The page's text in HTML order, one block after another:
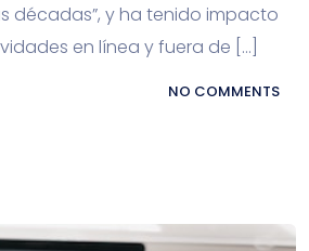
décadas”, y ha tenido impacto
en línea y fuera de […]
NO COMMENTS